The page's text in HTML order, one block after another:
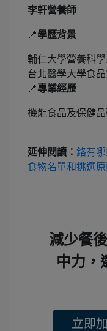
李軒營養師
📍學歷背景
輔仁大學營養科
台北醫學大學食
📍專業經歷
機能食品及保健
延伸閱讀： 鉻有
食物名單和挑選原
減少餐
中力，
立即